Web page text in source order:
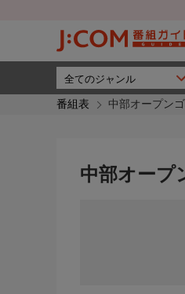
番組表 中部オープン
中部オープ